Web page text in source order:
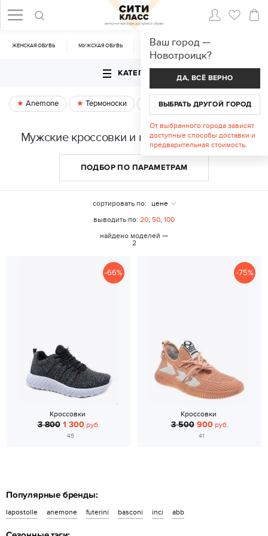
ЖЕНСКАЯ ОБУВЬ МУЖСКАЯ ОБУВЬ CУМКИ
КАТЕГОРИИ
Anemone Термоноски Спецпредложение
Мужские кроссовки и кеды в Новотроицке
ПОДБОР ПО ПАРАМЕТРАМ
сортировать по:
цене
выводить по: 20, 50, 100
найдено моделей —
2
-66%
Кроссовки
3 800 1 300руб.
45
-75%
Кроссовки
3 500 900руб.
41
Популярные бренды:
lapostolle anemone futerini basconi inci abb
Ваш город —
Новотроицк?
ДА, ВСЁ ВЕРНО
ВЫБРАТЬ ДРУГОЙ ГОРОД
От выбранного города зависят
доступные способы доставки и
предварительная стоимость.